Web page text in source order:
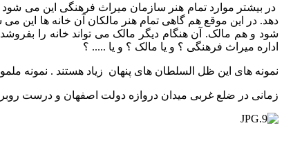
در بیشتر موارد تمام هنر سازمان میراث فرهنگی این می شود
دهد. در این موقع هم گاهی تمام هنر مالکان آن خانه ها این
شود و هم مالک. آن هنگام دیگر مالک می تواند خانه را
اداره میراث فرهنگی ؟ و یا مالک ؟ و یا ..... ؟
نمونه های این ظل السلطان های پنهان زیاد هستند . نمونه
زمانی در ضلع غربی میدان دروازه دولت اصفهان و درست